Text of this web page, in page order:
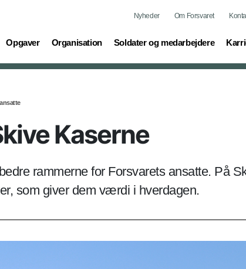
Nyheder Om Forsvaret
Opgaver
(current) Organisation
(current) Soldater og medarbejdere
(current)
Kaserne
rammerne for Forsvarets ansatte. På
som giver dem værdi i hverdagen.